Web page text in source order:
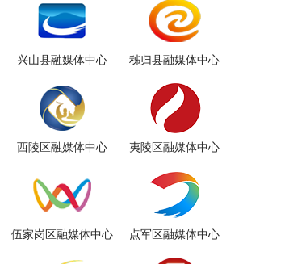
兴山县融媒体中心 秭归县融媒体中心
西陵区融媒体中心 夷陵区融媒体中心
伍家岗区融媒体中心 点军区融媒体中心